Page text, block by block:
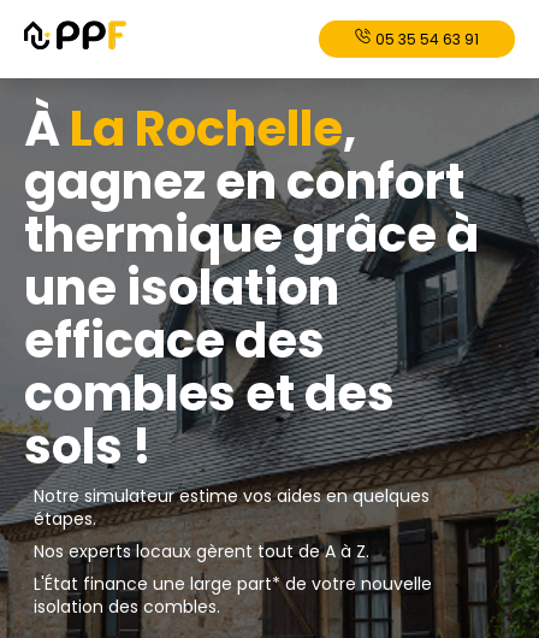
05 35 54 63 91
À⁠La Rochelle,
gagnez en confort
thermique grâce à
une isolation
efficace des
combles et des
sols !
Notre simulateur estime vos aides en quelques
étapes.
Nos experts locaux gèrent tout de A à Z.
L'État finance une large part* de votre nouvelle
isolation des combles.